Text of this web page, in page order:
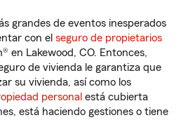
grandes de eventos inesperados
con el seguro de propietarios
en Lakewood, CO. Entonces,
de vivienda le garantiza que
su vivienda, así como los
personal está cubierta
está haciendo gestiones o tiene